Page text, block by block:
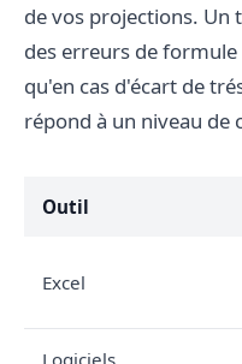
de vos projections.
des erreurs de
qu'en cas d'écart de
répond à un niveau de
Outil
Excel
Logiciels